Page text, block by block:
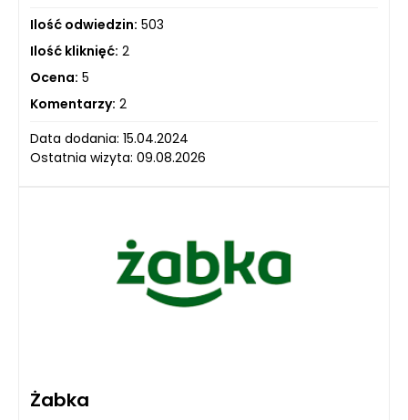
Ilość odwiedzin: 503
Ilość kliknięć: 2
Ocena: 5
Komentarzy: 2
Data dodania: 15.04.2024
Ostatnia wizyta: 09.08.2026
Żabka